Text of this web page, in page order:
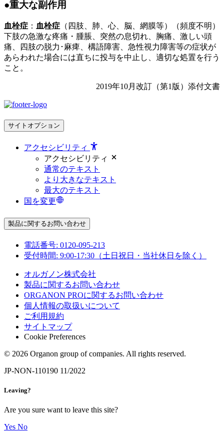
●重大な副作用
血栓症 ： 血栓症 （四肢、肺、心、脳、網膜等）（頻度不明）
下肢の急激な疼痛・腫脹、突然の息切れ、胸痛、激しい頭
痛、四肢の脱力･麻痺、構語障害、急性視力障害等の症状が
あらわれた場合には直ちに投与を中止し、適切な処置を行う
こと。
2019年10月改訂（第1版）添付文書
サイトオプション
アクセシビリティ
アクセシビリティ
通常のテキスト
より大きなテキスト
最大のテキスト
国を変更
製品に関するお問い合わせ
電話番号: 0120-095-213
受付時間: 9:00-17:30（土日祝日・当社休日を除く）
オルガノン株式会社
製品に関するお問い合わせ
ORGANON PROに関するお問い合わせ
個人情報の取扱いについて
ご利用規約
サイトマップ
Cookie Preferences
© 2026 Organon group of companies. All rights reserved.
JP-NON-110190 11/2022
Leaving?
Are you sure want to leave this site?
Yes No